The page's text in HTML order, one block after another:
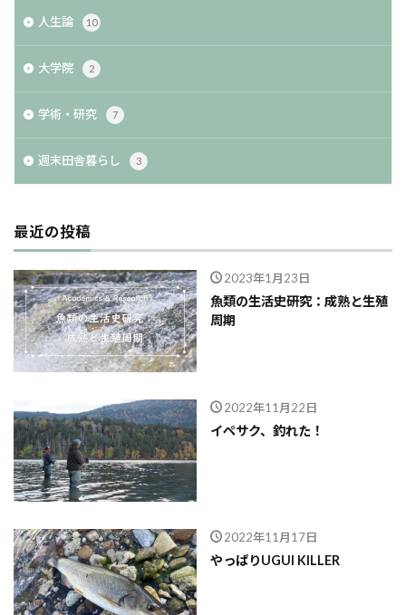
人生論 10
大学院 2
学術・研究 7
週末田舎暮らし 3
最近の投稿
2023年1月23日
魚類の生活史研究：成熟と生殖
周期
2022年11月22日
イペサク、釣れた！
2022年11月17日
やっぱりUGUI KILLER